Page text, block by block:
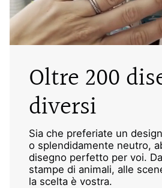
Oltre 200
diversi
Sia che preferiate un
o splendidamente neutro,
disegno perfetto per voi.
stampe di animali, alle
la scelta è vostra.